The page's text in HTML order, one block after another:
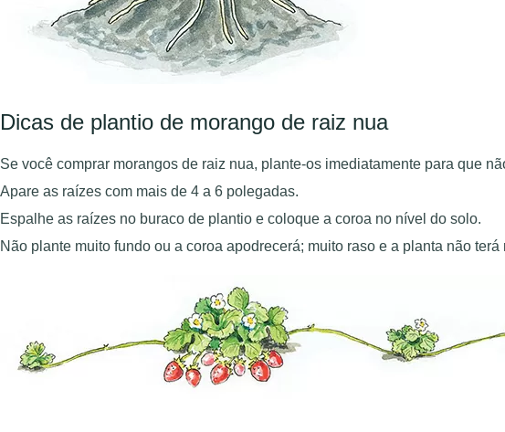
Dicas de plantio de morango de raiz nua
Se você comprar morangos de raiz nua, plante-os imediatamente para que
Apare as raízes com mais de 4 a 6 polegadas.
Espalhe as raízes no buraco de plantio e coloque a coroa no nível do solo.
Não plante muito fundo ou a coroa apodrecerá; muito raso e a planta não